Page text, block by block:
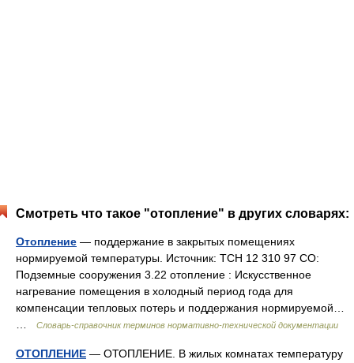
Смотреть что такое "отопление" в других словарях:
Отопление — поддержание в закрытых помещениях
нормируемой температуры. Источник: ТСН 12 310 97 СО:
Подземные сооружения 3.22 отопление : Искусственное
нагревание помещения в холодный период года для
компенсации тепловых потерь и поддержания нормируемой…
Словарь-справочник терминов нормативно-технической документации
ОТОПЛЕНИЕ — ОТОПЛЕНИЕ. В жилых комнатах температуру